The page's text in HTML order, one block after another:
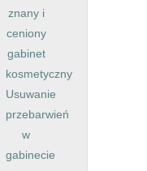
znany i
ceniony
gabinet
kosmetyczny
Usuwanie
przebarwień
w
gabinecie